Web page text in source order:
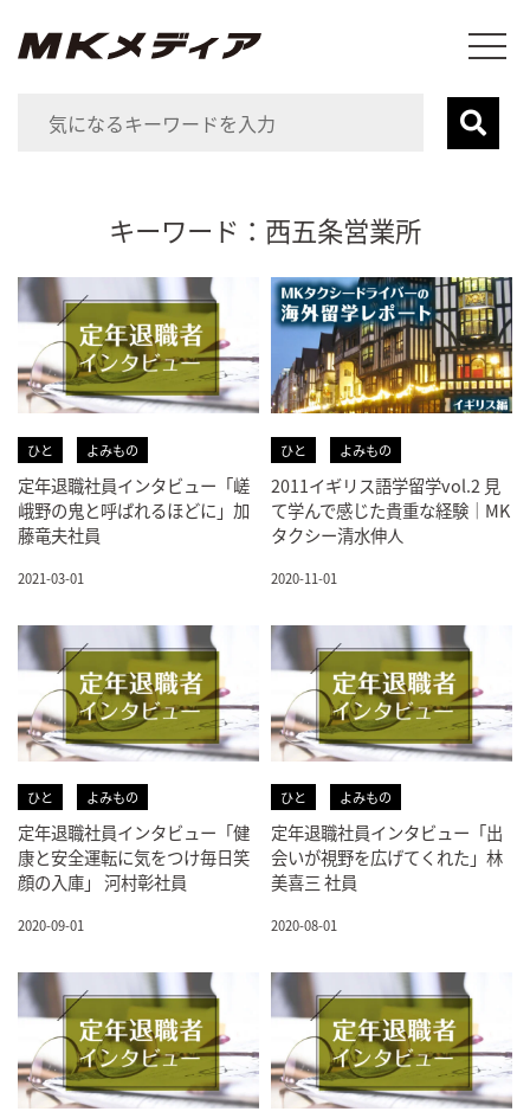
キーワード：西五条営業所
ひと よみもの
定年退職社員インタビュー「嵯
峨野の鬼と呼ばれるほどに」加
藤竜夫社員
2021-03-01
ひと よみもの
2011イギリス語学留学vol.2 見
て学んで感じた貴重な経験｜MK
タクシー清水伸人
2020-11-01
ひと よみもの
定年退職社員インタビュー「健
康と安全運転に気をつけ毎日笑
顔の入庫」 河村彰社員
2020-09-01
ひと よみもの
定年退職社員インタビュー「出
会いが視野を広げてくれた」林
美喜三 社員
2020-08-01